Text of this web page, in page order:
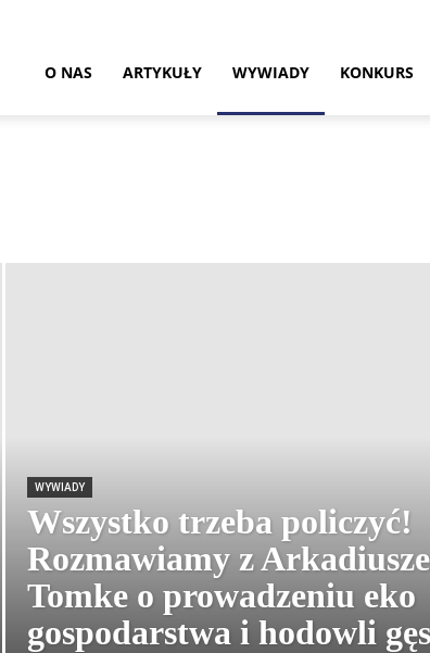
O NAS ARTYKUŁY WYWIADY KONKURS
WYWIADY
Wszystko trzeba policzyć!
Rozmawiamy z
Tomke o prowadzeniu eko
gospodarstwa i hodowli